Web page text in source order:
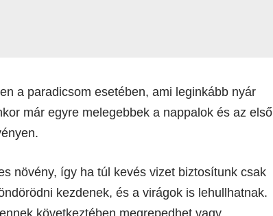
a paradicsom esetében, ami leginkább nyár
már egyre melegebbek a nappalok és az első
növény, így ha túl kevés vizet biztosítunk csak
kezdenek, és a virágok is lehullhatnak.